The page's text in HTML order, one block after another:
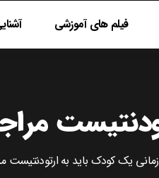
فیلم های آموزشی
یک کودک باید به ارتودنتیست